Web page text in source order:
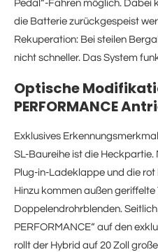
Pedal“-Fahren möglich. Dabei
die Batterie zurückgespeist
Rekuperation: Bei steilen
nicht schneller. Das System
Optische
PERFORMANCE
Exklusives
SL-Baureihe ist die Heckpartie.
Plug-in-Ladeklappe und die
Hinzu kommen außen geriffelte
Doppelendrohrblenden.
PERFORMANCE“ auf den
rollt der Hybrid auf 20 Zoll